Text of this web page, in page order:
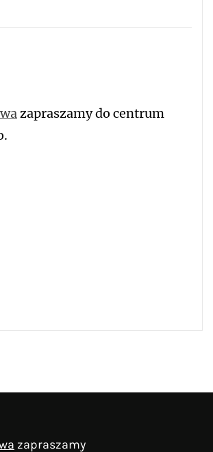
zapraszamy do centrum
zapraszamy